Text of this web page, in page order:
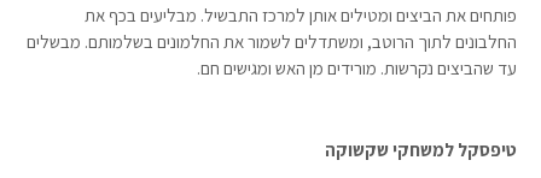
פותחים את הביצים ומטילים אותן למרכז התבשיל. מבליעים בכף את
החלבונים לתוך הרוטב, ומשתדלים לשמור את החלמונים בשלמותם. מבשלים
עד שהביצים נקרשות. מורידים מן האש ומגישים חם.
טיפסקל למשחקי שקשוקה